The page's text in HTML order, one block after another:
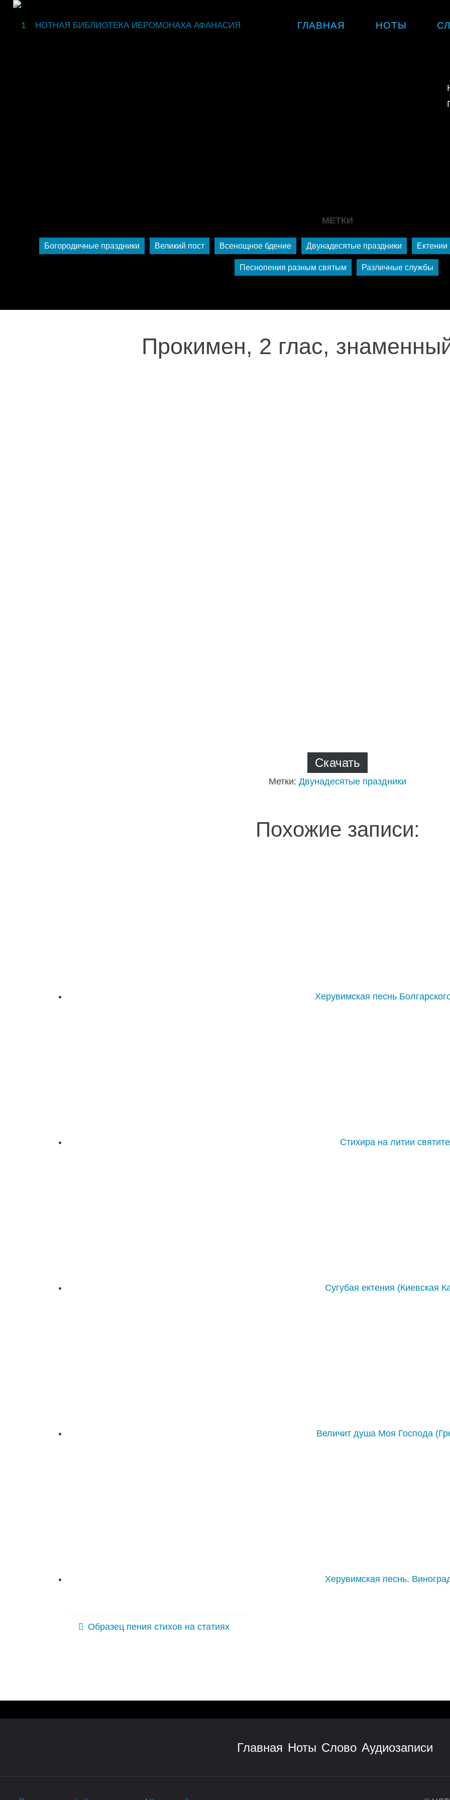
fdsgsdg
НОТНАЯ БИБЛИОТЕКА ИЕРОМОНАХА АФАНАСИЯ
ГЛАВНАЯ НОТЫ
МЕТКИ
Богородичные праздники Великий пост Всенощное бдение Двунадесятые праздники Ектении
Песнопения разным святым Различные службы
Прокимен, 2 глас,
Скачать
Метки: Двунадесятые праздники
Похожие записи:
Херувимская песнь
Стихира на литии
Сугубая ектения (Киевская
Величит душа Моя Господа
Херувимская песнь.
Образец пения стихов на статиях
Главная Ноты Слово Аудиозаписи